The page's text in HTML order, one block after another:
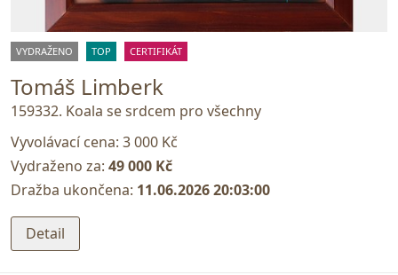
VYDRAŽENO TOP CERTIFIKÁT
Tomáš Limberk
159332. Koala se srdcem pro všechny
Vyvolávací cena: 3 000 Kč
Vydraženo za: 49 000 Kč
Dražba ukončena: 11.06.2026 20:03:00
Detail